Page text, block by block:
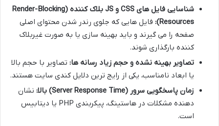
شناسایی فایل های CSS و JS بلاک کننده (Render-Blocking
Resources):
فایل هایی که جلوی رندر شدن محتوای اصلی
صفحه را می گیرند و باید بهینه سازی یا به صورت غیربلاک
کننده بارگذاری شوند.
تصاویر بهینه نشده و حجم زیاد رسانه ها: تصاویر با حجم بالا
یا ابعاد نامناسب، یکی از رایج ترین دلایل کندی سایت هستند.
زمان پاسخگویی سرور (Server Response Time) بالا:
نشان
دهنده مشکلات در هاستینگ، پیکربندی PHP یا دیتابیس
است.